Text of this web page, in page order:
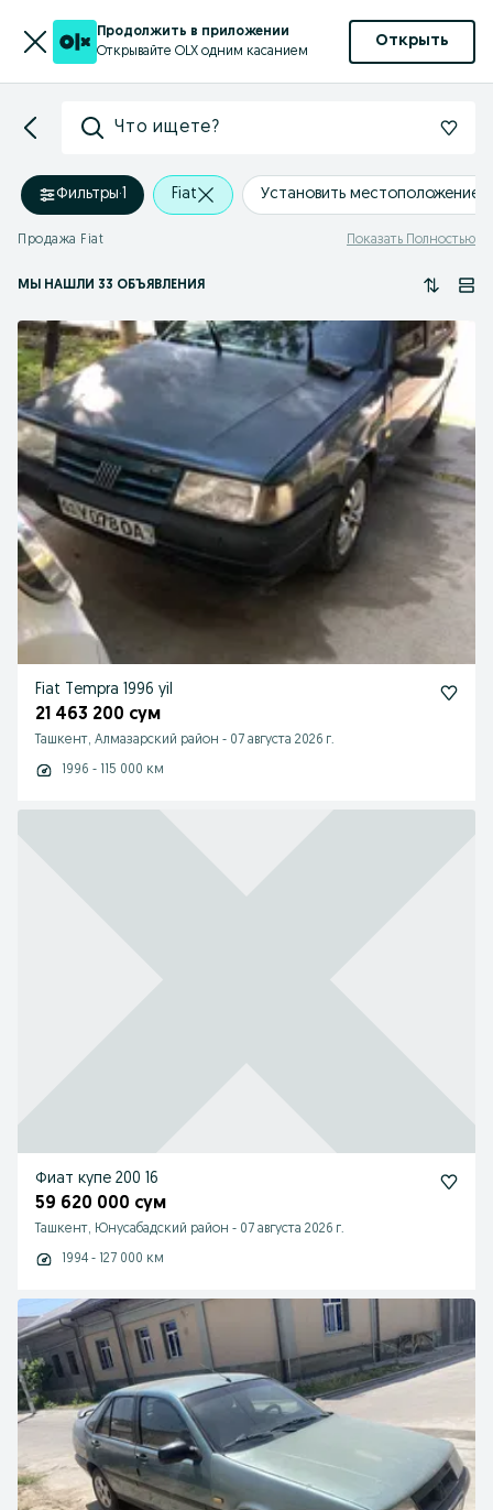
Продолжить в приложении
Открывайте OLX одним касанием
Открыть
Что ищете?
Фильтры·1 Fiat Установить местоположение
Продажа Fiat Показать Полностью
МЫ НАШЛИ 33 ОБЪЯВЛЕНИЯ
Fiat Tempra 1996 yil
21 463 200 сум
Ташкент, Алмазарский район - 07 августа 2026 г.
1996 - 115 000 км
Фиат купе 200 16
59 620 000 сум
Ташкент, Юнусабадский район - 07 августа 2026 г.
1994 - 127 000 км